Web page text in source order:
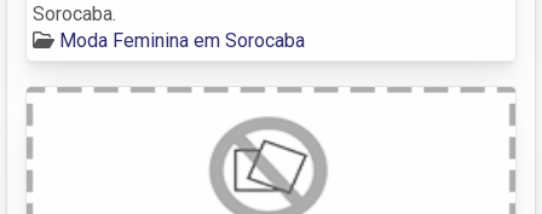
Sorocaba.
Moda Feminina em Sorocaba